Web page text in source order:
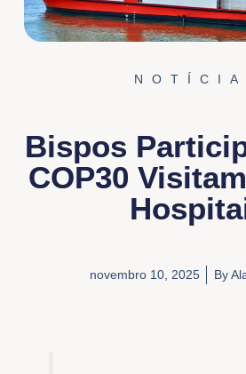
Bispos
COP30
novembro 10, 2025 By